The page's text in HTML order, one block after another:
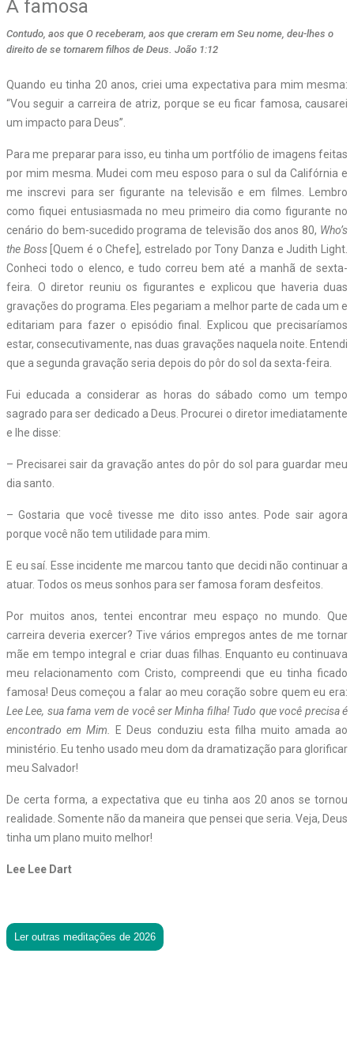
A famosa
Contudo, aos que O receberam, aos que creram em Seu nome, deu-lhes o
direito de se tornarem filhos de Deus. João 1:12
Quando eu tinha 20 anos, criei uma expectativa para mim mesma:
“Vou seguir a carreira de atriz, porque se eu ficar famosa, causarei
um impacto para Deus”.
Para me preparar para isso, eu tinha um portfólio de imagens feitas
por mim mesma. Mudei com meu esposo para o sul da Califórnia e
me inscrevi para ser figurante na televisão e em filmes. Lembro
como fiquei entusiasmada no meu primeiro dia como figurante no
cenário do bem-sucedido programa de televisão dos anos 80, Who’s
the Boss[Quem é o Chefe], estrelado por Tony Danza e Judith Light.
Conheci todo o elenco, e tudo correu bem até a manhã de sexta-
feira. O diretor reuniu os figurantes e explicou que haveria duas
gravações do programa. Eles pegariam a melhor parte de cada um e
editariam para fazer o episódio final. Explicou que precisaríamos
estar, consecutivamente, nas duas gravações naquela noite. Entendi
que a segunda gravação seria depois do pôr do sol da sexta-feira.
Fui educada a considerar as horas do sábado como um tempo
sagrado para ser dedicado a Deus. Procurei o diretor imediatamente
e lhe disse:
– Precisarei sair da gravação antes do pôr do sol para guardar meu
dia santo.
– Gostaria que você tivesse me dito isso antes. Pode sair agora
porque você não tem utilidade para mim.
E eu saí. Esse incidente me marcou tanto que decidi não continuar a
atuar. Todos os meus sonhos para ser famosa foram desfeitos.
Por muitos anos, tentei encontrar meu espaço no mundo. Que
carreira deveria exercer? Tive vários empregos antes de me tornar
mãe em tempo integral e criar duas filhas. Enquanto eu continuava
meu relacionamento com Cristo, compreendi que eu tinha ficado
famosa! Deus começou a falar ao meu coração sobre quem eu era:
Lee Lee, sua fama vem de você ser Minha filha! Tudo que você precisa é
encontrado em Mim.E Deus conduziu esta filha muito amada ao
ministério. Eu tenho usado meu dom da dramatização para glorificar
meu Salvador!
De certa forma, a expectativa que eu tinha aos 20 anos se tornou
realidade. Somente não da maneira que pensei que seria. Veja, Deus
tinha um plano muito melhor!
Lee Lee Dart
Ler outras meditações de 2026